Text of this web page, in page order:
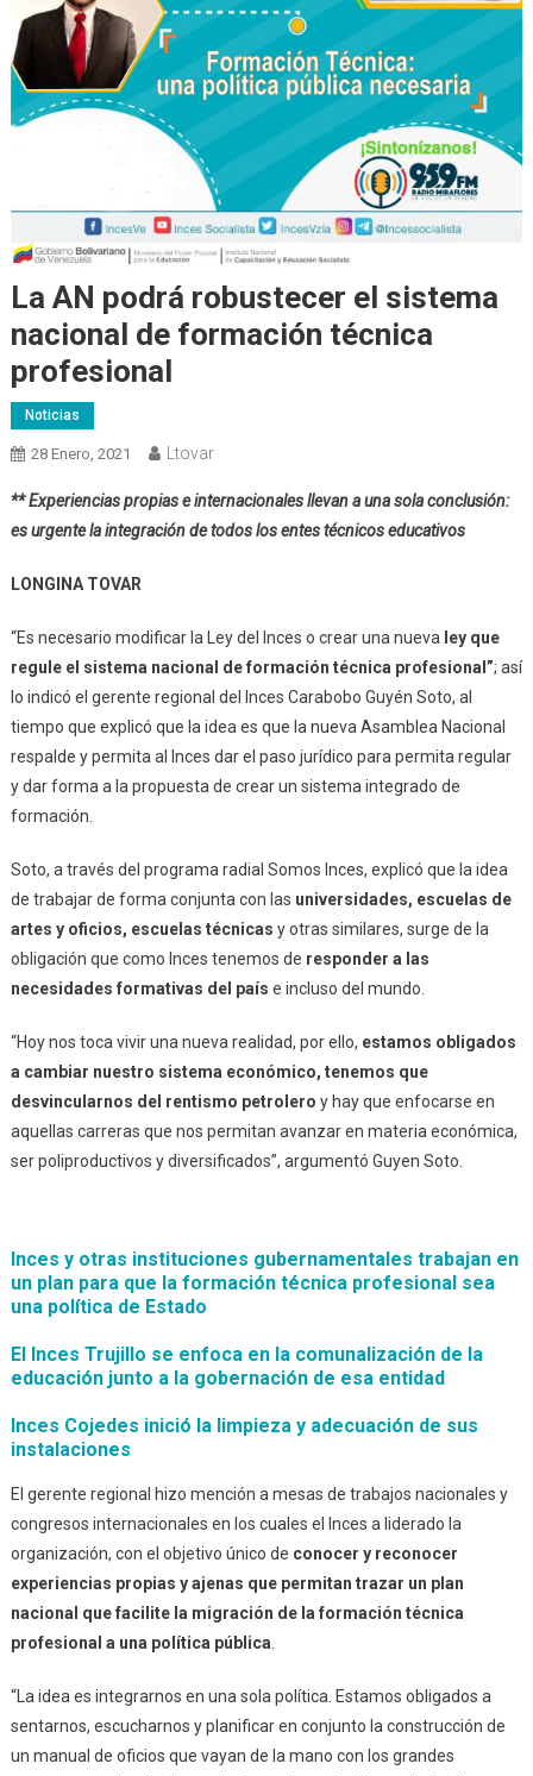
La AN podrá robustecer el sistema
nacional de formación técnica
profesional
Noticias
28 Enero, 2021 Ltovar
** Experiencias propias e internacionales llevan a una sola conclusión:
es urgente la integración de todos los entes técnicos educativos
LONGINA TOVAR
“Es necesario modificar la Ley del Inces o crear una nueva ley que
regule el sistema nacional de formación técnica profesional”; así
lo indicó el gerente regional del Inces Carabobo Guyén Soto, al
tiempo que explicó que la idea es que la nueva Asamblea Nacional
respalde y permita al Inces dar el paso jurídico para permita regular
y dar forma a la propuesta de crear un sistema integrado de
formación.
Soto, a través del programa radial Somos Inces, explicó que la idea
de trabajar de forma conjunta con las universidades, escuelas de
artes y oficios, escuelas técnicas y otras similares, surge de la
obligación que como Inces tenemos de responder a las
necesidades formativas del país e incluso del mundo.
“Hoy nos toca vivir una nueva realidad, por ello, estamos obligados
a cambiar nuestro sistema económico, tenemos que
desvincularnos del rentismo petrolero y hay que enfocarse en
aquellas carreras que nos permitan avanzar en materia económica,
ser poliproductivos y diversificados”, argumentó Guyen Soto.
Inces y otras instituciones gubernamentales trabajan en
un plan para que la formación técnica profesional sea
una política de Estado
El Inces Trujillo se enfoca en la comunalización de la
educación junto a la gobernación de esa entidad
Inces Cojedes inició la limpieza y adecuación de sus
instalaciones
El gerente regional hizo mención a mesas de trabajos nacionales y
congresos internacionales en los cuales el Inces a liderado la
organización, con el objetivo único de conocer y reconocer
experiencias propias y ajenas que permitan trazar un plan
nacional quefacilitela migración de la formación técnica
profesional a una política pública
“La idea es integrarnos en una sola política. Estamos obligados a
sentarnos, escucharnos y planificar en conjunto la construcción de
un manual de oficios que vayan de la mano con los grandes